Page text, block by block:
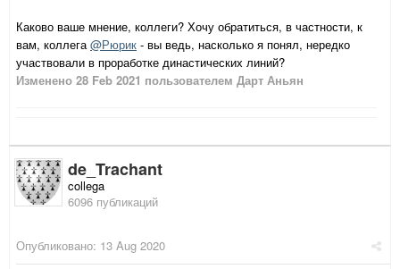
Каково ваше мнение, коллеги? Хочу обратиться, в частности, к
вам, коллега@Рюрик - вы ведь, насколько я понял, нередко
участвовали в проработке династических линий?
Изменено 28 Feb 2021 пользователем Дарт Аньян
de_Trachant
collega
6096 публикаций
Опубликовано: 13 Aug 2020